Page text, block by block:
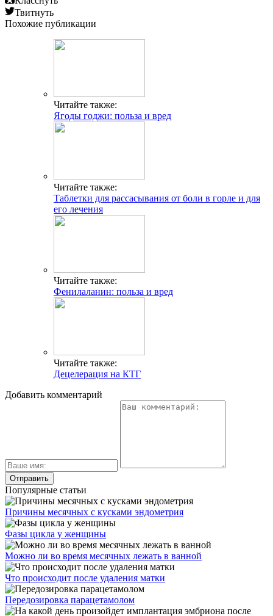
Твитнуть
Похожие публикации
Читайте также:
Ягоды годжи: польза и вред
Читайте также:
Таблетки для рассасывания от боли в горле и для
его лечения
Читайте также:
Фенилаланин: польза и вред
Читайте также:
Децелерация на КТГ
Добавить комментарий
Популярные статьи
Причины месячных с кусками эндометрия
Фазы цикла у женщины
Можно ли во время месячных лежать в ванной
Что происходит после удаления матки
Передозировка парацетамолом